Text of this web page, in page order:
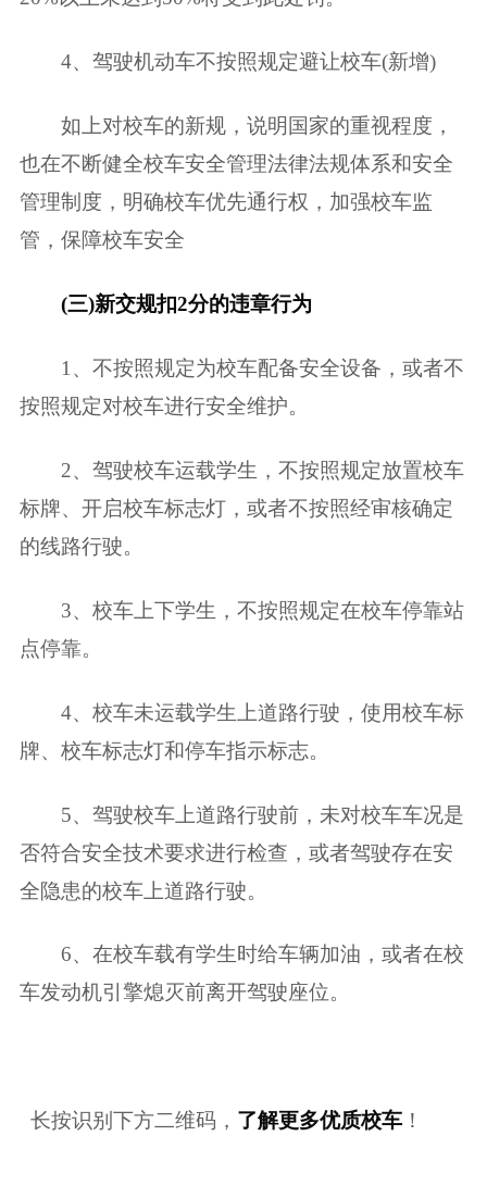
4、驾驶机动车不按照规定避让校车(新增)
如上对校车的新规，说明国家的重视程度，
也在不断健全校车安全管理法律法规体系和安全
管理制度，明确校车优先通行权，加强校车监
管，保障校车安全
(三)新交规扣2分的违章行为
1、不按照规定为校车配备安全设备，或者不
按照规定对校车进行安全维护。
2、驾驶校车运载学生，不按照规定放置校车
标牌、开启校车标志灯，或者不按照经审核确定
的线路行驶。
3、校车上下学生，不按照规定在校车停靠站
点停靠。
4、校车未运载学生上道路行驶，使用校车标
牌、校车标志灯和停车指示标志。
5、驾驶校车上道路行驶前，未对校车车况是
否符合安全技术要求进行检查，或者驾驶存在安
全隐患的校车上道路行驶。
6、在校车载有学生时给车辆加油，或者在校
车发动机引擎熄灭前离开驾驶座位。
长按识别下方二维码， 了解更多优质校车！